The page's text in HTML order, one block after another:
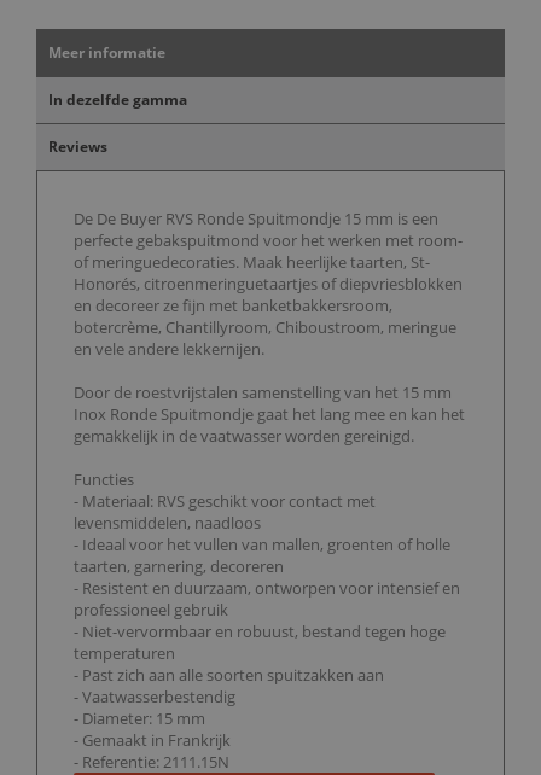
Meer informatie
In dezelfde gamma
Reviews
De De Buyer RVS Ronde Spuitmondje 15 mm is een
perfecte gebakspuitmond voor het werken met room-
of meringuedecoraties. Maak heerlijke taarten, St-
Honorés, citroenmeringuetaartjes of diepvriesblokken
en decoreer ze fijn met banketbakkersroom,
botercrème, Chantillyroom, Chiboustroom, meringue
en vele andere lekkernijen.
Door de roestvrijstalen samenstelling van het 15 mm
Inox Ronde Spuitmondje gaat het lang mee en kan het
gemakkelijk in de vaatwasser worden gereinigd.
Functies
- Materiaal: RVS geschikt voor contact met
levensmiddelen, naadloos
- Ideaal voor het vullen van mallen, groenten of holle
taarten, garnering, decoreren
- Resistent en duurzaam, ontworpen voor intensief en
professioneel gebruik
- Niet-vervormbaar en robuust, bestand tegen hoge
temperaturen
- Past zich aan alle soorten spuitzakken aan
- Vaatwasserbestendig
- Diameter: 15 mm
- Gemaakt in Frankrijk
- Referentie: 2111.15N